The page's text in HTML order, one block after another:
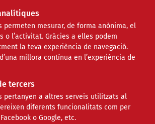
permeten mesurar, de forma anònima, el
o l’activitat. Gràcies a elles podem
la teva experiència de navegació.
millora contínua en l’experiència de
tercers
pertanyen a altres serveis utilitzats al
diferents funcionalitats com per
o Google, etc.
per planificar la
de fons
Compartir en altres xarxes socials